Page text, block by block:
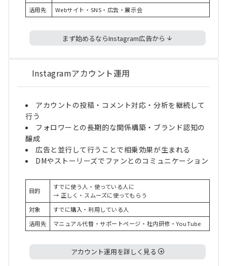
活用先
Webサイト・SNS・広告・展示会
まず始めるならInstagram広告から
Instagramアカウント運用
アカウントの投稿・コメント対応・分析を継続して
行う
フォロワーとの長期的な関係構築・ブランド認知の
醸成
広告と並行して行うことで相乗効果が生まれる
DMやストーリーズでファンとのコミュニケーション
目的
すでに使う人・使っている人に
→ 正しく・スムーズに使ってもらう
対象
すでに購入・利用している人
活用先
マニュアル代替・サポートページ・社内研修・YouTube
アカウント運用を詳しく見る